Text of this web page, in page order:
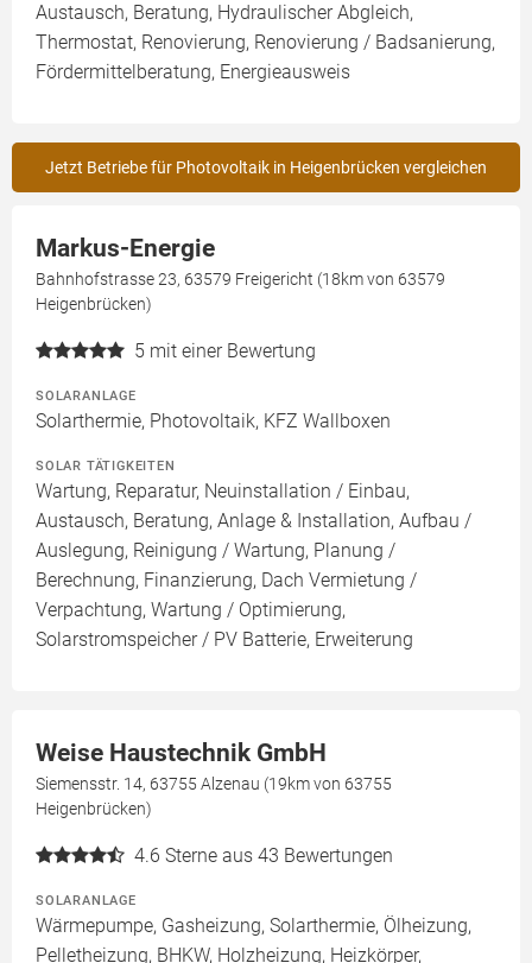
Austausch, Beratung, Hydraulischer Abgleich,
Thermostat, Renovierung, Renovierung / Badsanierung,
Fördermittelberatung, Energieausweis
Jetzt Betriebe für Photovoltaik in Heigenbrücken vergleichen
Markus-Energie
Bahnhofstrasse 23, 63579 Freigericht (18km von 63579
Heigenbrücken)
5 mit einer Bewertung
SOLARANLAGE
Solarthermie, Photovoltaik, KFZ Wallboxen
SOLAR TÄTIGKEITEN
Wartung, Reparatur, Neuinstallation / Einbau,
Austausch, Beratung, Anlage & Installation, Aufbau /
Auslegung, Reinigung / Wartung, Planung /
Berechnung, Finanzierung, Dach Vermietung /
Verpachtung, Wartung / Optimierung,
Solarstromspeicher / PV Batterie, Erweiterung
Weise Haustechnik GmbH
Siemensstr. 14, 63755 Alzenau (19km von 63755
Heigenbrücken)
4.6 Sterne aus 43 Bewertungen
SOLARANLAGE
Wärmepumpe, Gasheizung, Solarthermie, Ölheizung,
Pelletheizung, BHKW, Holzheizung, Heizkörper,